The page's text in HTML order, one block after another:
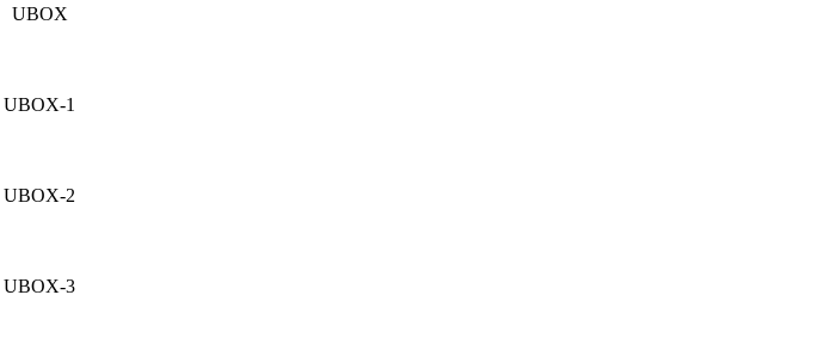
UBOX
UBOX-1
UBOX-2
UBOX-3